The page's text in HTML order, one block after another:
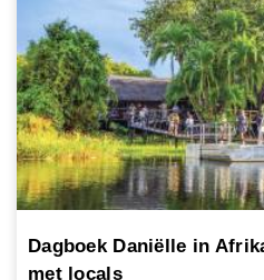
Dagboek Daniëlle in
met locals